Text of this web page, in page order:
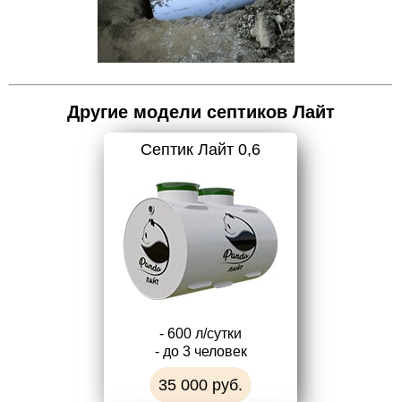
Другие модели септиков Лайт
Септик Лайт 0,6
- 600 л/сутки
- до 3 человек
35 000 руб.